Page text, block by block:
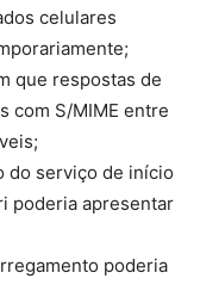
celulares
que respostas de
com S/MIME entre
do serviço de início
poderia apresentar
poderia